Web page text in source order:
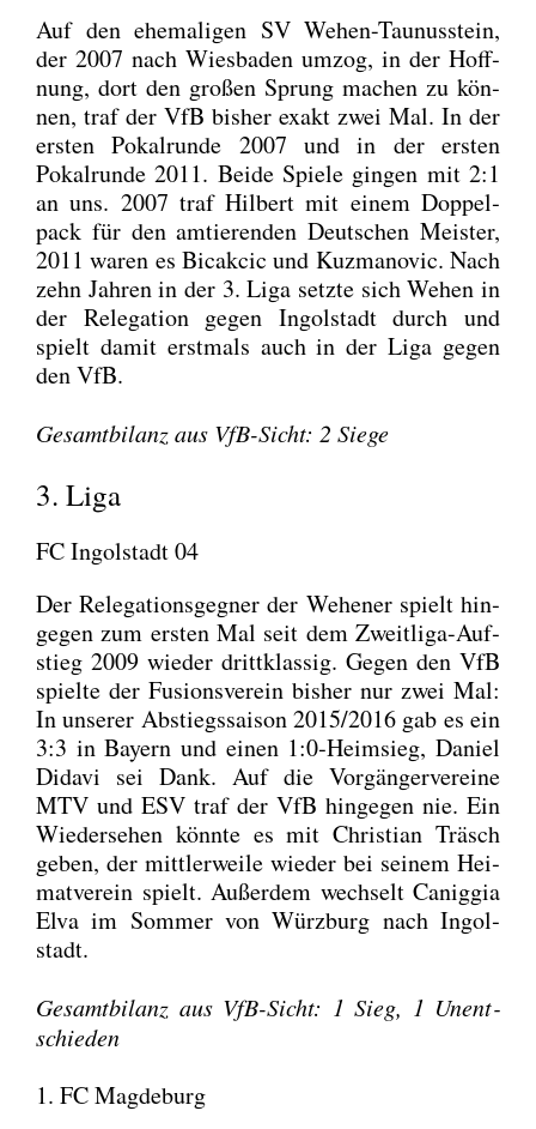
Auf den ehe­ma­li­gen SV Wehen-Tau­nus­stein,
der 2007 nach Wies­ba­den umzog, in der Hoff­
nung, dort den gro­ßen Sprung machen zu kön­
nen, traf der VfB bis­her exakt zwei Mal. In der
ers­ten Pokal­run­de 2007 und in der ers­ten
Pokal­run­de 2011. Bei­de Spie­le gin­gen mit 2:1
an uns. 2007 traf Hil­bert mit einem Dop­pel­
pack für den amtie­ren­den Deut­schen Meis­ter,
2011 waren es Bicak­cic und Kuz­ma­no­vic. Nach
zehn Jah­ren in der 3. Liga setz­te sich Wehen in
der Rele­ga­ti­on gegen Ingol­stadt durch und
spielt damit erst­mals auch in der Liga gegen
den VfB.
Gesamt­bi­lanz aus VfB-Sicht: 2 Sie­ge
3. Liga
FC Ingolstadt 04
Der Rele­ga­ti­ons­geg­ner der Wehe­ner spielt hin­
ge­gen zum ers­ten Mal seit dem Zweit­li­ga-Auf­
stieg 2009 wie­der dritt­klas­sig. Gegen den VfB
spiel­te der Fusi­ons­ver­ein bis­her nur zwei Mal:
In unse­rer Abstiegs­sai­son 2015/2016 gab es ein
3:3 in Bay­ern und einen 1:0‑Heimsieg, Dani­el
Dida­vi sei Dank. Auf die Vor­gän­ger­ver­ei­ne
MTV und ESV traf der VfB hin­ge­gen nie. Ein
Wie­der­se­hen könn­te es mit Chris­ti­an Träsch
geben, der mitt­ler­wei­le wie­der bei sei­nem Hei­
mat­ver­ein spielt. Außer­dem wech­selt Canig­gia
Elva im Som­mer von Würz­burg nach Ingol­
stadt.
Gesamt­bi­lanz aus VfB-Sicht: 1 Sieg, 1 Unent­
schie­den
1. FC Magdeburg